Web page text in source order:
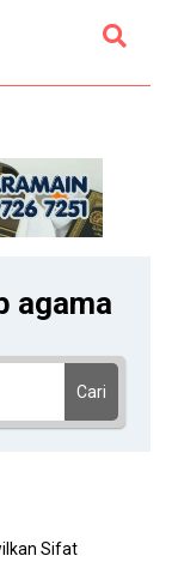
agama
Cari
Sifat